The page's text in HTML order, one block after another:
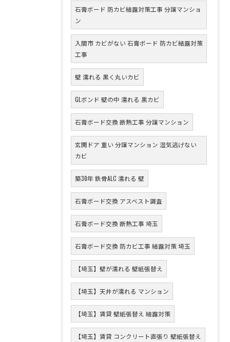
石膏ボード 防カビ結露対策工事 分譲マンショ
ン
入間市 カビがない 石膏ボード 防カビ結露対策
工事
壁 濡れる 黒く丸いカビ
GLボンド 壁の中 濡れる 黒カビ
石膏ボード交換 断熱工事 分譲マンション
玄関ドア 重い 分譲マンション 湿気逃げない
カビ
築30年 鉄骨ALC 濡れる 壁
石膏ボード交換 アスベスト調査
石膏ボード交換 断熱工事 埼玉
石膏ボード交換 防カビ工事 結露対策 埼玉
【埼玉】壁が濡れる 壁紙張替え
【埼玉】天井が濡れる マンション
【埼玉】賃貸 壁紙張替え 結露対策
【埼玉】賃貸 コンクリート直張り 壁紙張替え